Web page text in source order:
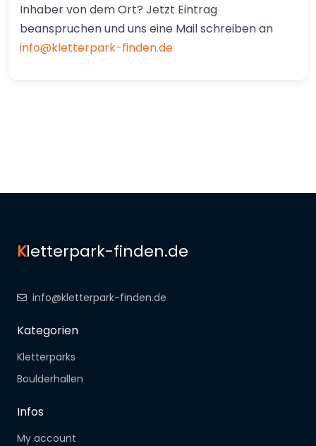
Inhaber von dem Ort? Jetzt Eintrag
beanspruchen und uns eine Mail schreiben an
info@kletterpark-finden.de
Kletterpark-finden.de
info@kletterpark-finden.de
Kategorien
Kletterparks
Boulderhallen
Infos
My account